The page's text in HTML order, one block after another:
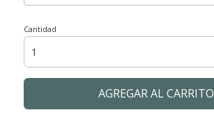
Cantidad
AGREGAR AL CARRITO